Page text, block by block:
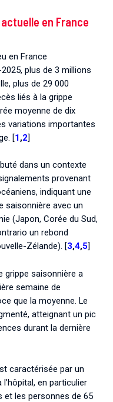
en France
en France
plus de 3 millions
plus de 29 000
liés à la grippe
moyenne de dix
variations importantes
[1,2]
dans un contexte
provenant
indiquant une
saisonnière avec un
(Japon, Corée du Sud,
un rebond
Zélande). [3,4,5]
grippe saisonnière a
semaine de
que la moyenne. Le
atteignant un pic
durant la dernière
caractérisée par un
en particulier
et les personnes de 65